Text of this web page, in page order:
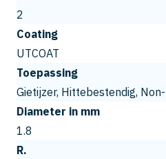
2
Coating
UTCOAT
Toepassing
Gietijzer, Hittebestendig,
Diameter in mm
1.8
R.